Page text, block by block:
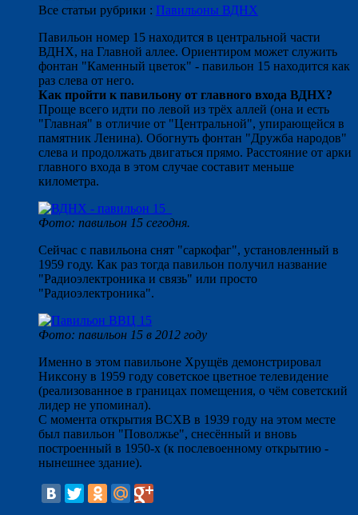
Все статьи рубрики : Павильоны ВДНХ
Павильон номер 15 находится в центральной части
ВДНХ, на Главной аллее. Ориентиром может служить
фонтан "Каменный цветок" - павильон 15 находится как
раз слева от него.
Как пройти к павильону от главного входа ВДНХ?
Проще всего идти по левой из трёх аллей (она и есть
"Главная" в отличие от "Центральной", упирающейся в
памятник Ленина). Обогнуть фонтан "Дружба народов"
слева и продолжать двигаться прямо. Расстояние от арки
главного входа в этом случае составит меньше
километра.
Фото: павильон 15 сегодня.
Сейчас с павильона снят "саркофаг", установленный в
1959 году. Как раз тогда павильон получил название
"Радиоэлектроника и связь" или просто
"Радиоэлектроника".
Фото: павильон 15 в 2012 году
Именно в этом павильоне Хрущёв демонстрировал
Никсону в 1959 году советское цветное телевидение
(реализованное в границах помещения, о чём советский
лидер не упоминал).
С момента открытия ВСХВ в 1939 году на этом месте
был павильон "Поволжье", снесённый и вновь
построенный в 1950-х (к послевоенному открытию -
нынешнее здание).